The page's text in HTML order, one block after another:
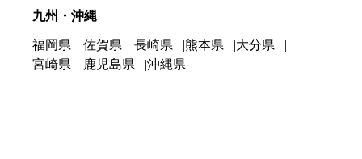
九州・沖縄
福岡県 佐賀県 長崎県 熊本県
大分県
宮崎県
鹿児島県 沖縄県